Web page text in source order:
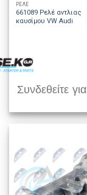
ΡΕΛΕ
661089 Ρελέ αντλιας
καυσίμου VW Audi
Συνδεθείτε για